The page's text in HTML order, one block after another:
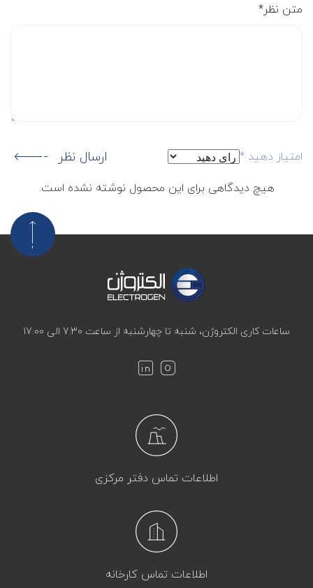
متن نظر*
امتیاز دهید * ارسال نظر
هیچ دیدگاهی برای این محصول نوشته نشده است.
ساعات کاری الکتروژن، شنبه تا چهارشنبه از ساعت 7:30 الی 17:00
اطلاعات تماس دفتر مرکزی
اطلاعات تماس کارخانه